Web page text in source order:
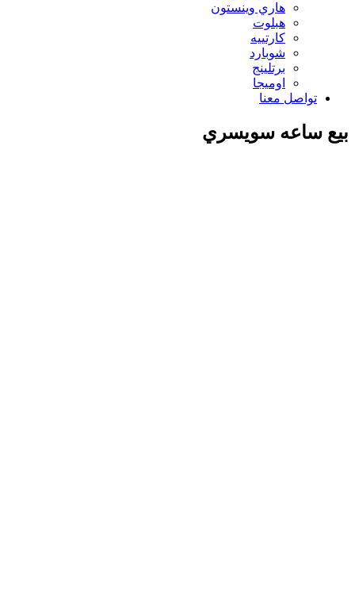
هاري وينستون
هبلوت
كارتييه
شوبارد
برتلينج
اوميجا
تواصل معنا
بيع ساعه سويسري